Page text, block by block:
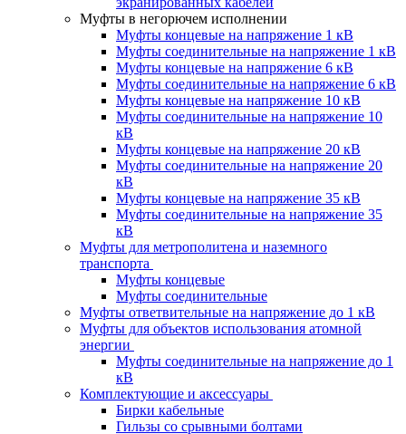
Муфты в негорючем исполнении
Муфты концевые на напряжение 1 кВ
Муфты соединительные на напряжение 1 кВ
Муфты концевые на напряжение 6 кВ
Муфты соединительные на напряжение 6 кВ
Муфты концевые на напряжение 10 кВ
Муфты соединительные на напряжение 10
кВ
Муфты концевые на напряжение 20 кВ
Муфты соединительные на напряжение 20
кВ
Муфты концевые на напряжение 35 кВ
Муфты соединительные на напряжение 35
кВ
Муфты для метрополитена и наземного
транспорта
Муфты концевые
Муфты соединительные
Муфты ответвительные на напряжение до 1 кВ
Муфты для объектов использования атомной
энергии
Муфты соединительные на напряжение до 1
кВ
Комплектующие и аксессуары
Бирки кабельные
Гильзы со срывными болтами